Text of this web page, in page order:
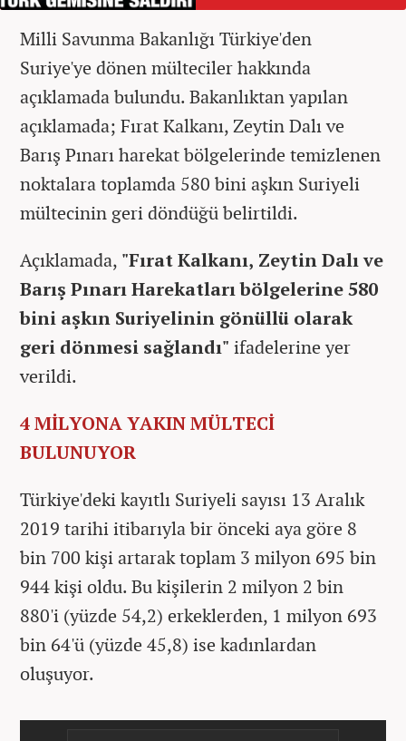
Milli Savunma Bakanlığı Türkiye'den
Suriye'ye dönen mülteciler hakkında
açıklamada bulundu. Bakanlıktan yapılan
açıklamada; Fırat Kalkanı, Zeytin Dalı ve
Barış Pınarı harekat bölgelerinde temizlenen
noktalara toplamda 580 bini aşkın Suriyeli
mültecinin geri döndüğü belirtildi.
Açıklamada, "Fırat Kalkanı, Zeytin Dalı ve
Barış Pınarı Harekatları bölgelerine 580
bini aşkın Suriyelinin gönüllü olarak
geri dönmesi sağlandı" ifadelerine yer
verildi.
4 MİLYONA YAKIN MÜLTECİ
BULUNUYOR
Türkiye'deki kayıtlı Suriyeli sayısı 13 Aralık
2019 tarihi itibarıyla bir önceki aya göre 8
bin 700 kişi artarak toplam 3 milyon 695 bin
944 kişi oldu. Bu kişilerin 2 milyon 2 bin
880'i (yüzde 54,2) erkeklerden, 1 milyon 693
bin 64'ü (yüzde 45,8) ise kadınlardan
oluşuyor.